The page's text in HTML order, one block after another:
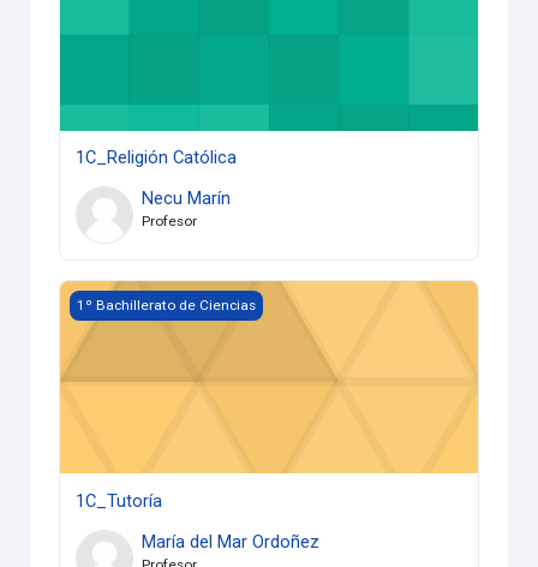
1C_Religión Católica
Necu Marín
Profesor
1C_Tutoría
1º Bachillerato de Ciencias
1C_Tutoría
María del Mar Ordoñez